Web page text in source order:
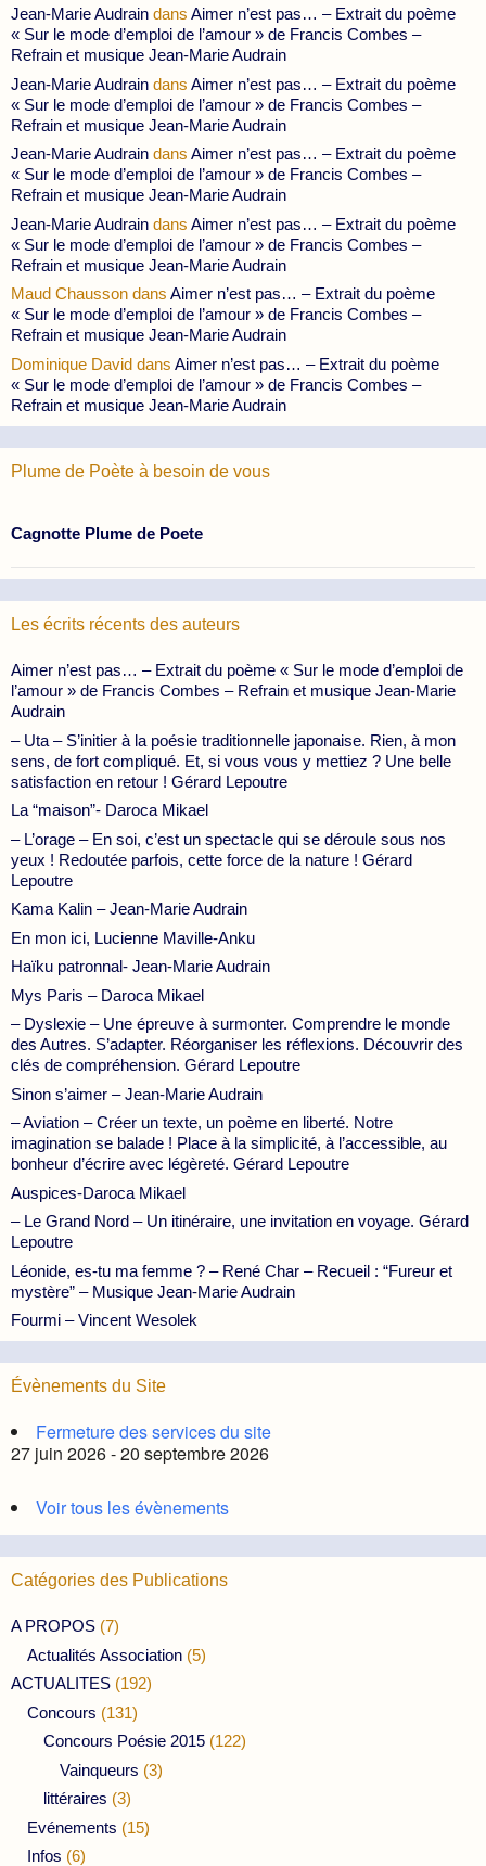
Jean-Marie Audrain dans Aimer n’est pas… – Extrait du poème
« Sur le mode d’emploi de l’amour » de Francis Combes –
Refrain et musique Jean-Marie Audrain
Jean-Marie Audrain dans Aimer n’est pas… – Extrait du poème
« Sur le mode d’emploi de l’amour » de Francis Combes –
Refrain et musique Jean-Marie Audrain
Jean-Marie Audrain dans Aimer n’est pas… – Extrait du poème
« Sur le mode d’emploi de l’amour » de Francis Combes –
Refrain et musique Jean-Marie Audrain
Jean-Marie Audrain dans Aimer n’est pas… – Extrait du poème
« Sur le mode d’emploi de l’amour » de Francis Combes –
Refrain et musique Jean-Marie Audrain
Maud Chausson dans Aimer n’est pas… – Extrait du poème
« Sur le mode d’emploi de l’amour » de Francis Combes –
Refrain et musique Jean-Marie Audrain
Dominique David dans Aimer n’est pas… – Extrait du poème
« Sur le mode d’emploi de l’amour » de Francis Combes –
Refrain et musique Jean-Marie Audrain
Plume de Poète à besoin de vous
Cagnotte Plume de Poete
Les écrits récents des auteurs
Aimer n’est pas… – Extrait du poème « Sur le mode d’emploi de
l’amour » de Francis Combes – Refrain et musique Jean-Marie
Audrain
– Uta – S’initier à la poésie traditionnelle japonaise. Rien, à mon
sens, de fort compliqué. Et, si vous vous y mettiez ? Une belle
satisfaction en retour ! Gérard Lepoutre
La “maison”- Daroca Mikael
– L’orage – En soi, c’est un spectacle qui se déroule sous nos
yeux ! Redoutée parfois, cette force de la nature ! Gérard
Lepoutre
Kama Kalin – Jean-Marie Audrain
En mon ici, Lucienne Maville-Anku
Haïku patronnal- Jean-Marie Audrain
Mys Paris – Daroca Mikael
– Dyslexie – Une épreuve à surmonter. Comprendre le monde
des Autres. S’adapter. Réorganiser les réflexions. Découvrir des
clés de compréhension. Gérard Lepoutre
Sinon s’aimer – Jean-Marie Audrain
– Aviation – Créer un texte, un poème en liberté. Notre
imagination se balade ! Place à la simplicité, à l’accessible, au
bonheur d’écrire avec légèreté. Gérard Lepoutre
Auspices-Daroca Mikael
– Le Grand Nord – Un itinéraire, une invitation en voyage. Gérard
Lepoutre
Léonide, es-tu ma femme ? – René Char – Recueil : “Fureur et
mystère” – Musique Jean-Marie Audrain
Fourmi – Vincent Wesolek
Évènements du Site
Fermeture des services du site
27 juin 2026 - 20 septembre 2026
Voir tous les évènements
Catégories des Publications
A PROPOS (7)
Actualités Association (5)
ACTUALITES (192)
Concours (131)
Concours Poésie 2015 (122)
Vainqueurs (3)
littéraires (3)
Evénements (15)
Infos (6)